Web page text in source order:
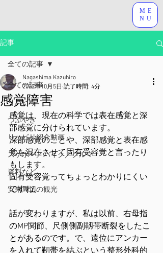
ME
NU
記事
全ての記事
リハビリ
つぶやき
リハビリ紹介動画
スケボー／バイク／クルマ
資料など
安来周辺の観光
全ての記事
感覚障害
Nagashima Kazuhiro
2022年10月5日 読了時間: 4分
感覚は、現在の科学では表在感覚と深
部感覚に分けられています。
深部感覚のことや、深部感覚と表在感
覚を混在させて固有受容覚と言ったり
もします。
固有受容覚ってちょっとわかりにくい
ですね。
話が変わりますが、私は以前、右母指
のMP関節、尺側側副靱帯断裂をしたこ
とがあるのです。で、遠位にアンカー
を入れて靭帯を結ぶという整形外科的